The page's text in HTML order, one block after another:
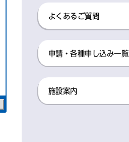
よくあるご質問
申請・各種申し込み一覧
施設案内